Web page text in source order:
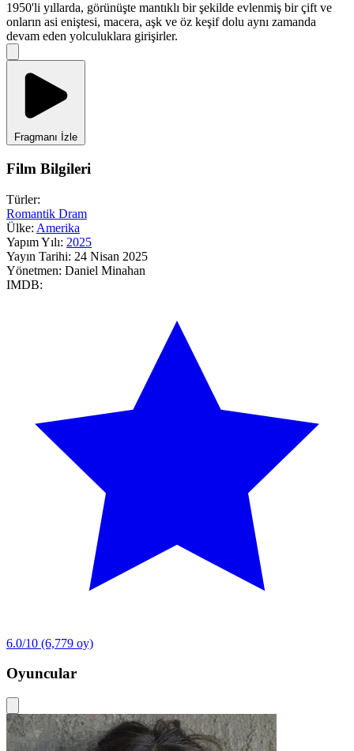
1950'li yıllarda, görünüşte mantıklı bir şekilde evlenmiş bir çift ve
onların asi eniştesi, macera, aşk ve öz keşif dolu aynı zamanda
devam eden yolculuklara girişirler.
Fragmanı İzle
Film Bilgileri
Türler:
Romantik Dram
Ülke: Amerika
Yapım Yılı: 2025
Yayın Tarihi: 24 Nisan 2025
Yönetmen: Daniel Minahan
IMDB:
6.0/10 (6,779 oy)
Oyuncular